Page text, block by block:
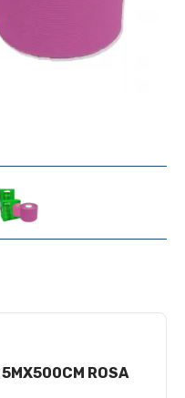
5MX500CM ROSA